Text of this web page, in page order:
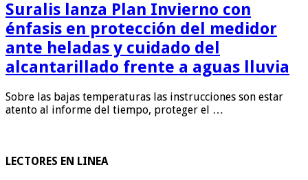
Suralis lanza Plan Invierno con
énfasis en protección del medidor
ante heladas y cuidado del
alcantarillado frente a aguas lluvia
Sobre las bajas temperaturas las instrucciones son estar
atento al informe del tiempo, proteger el …
LECTORES EN LINEA